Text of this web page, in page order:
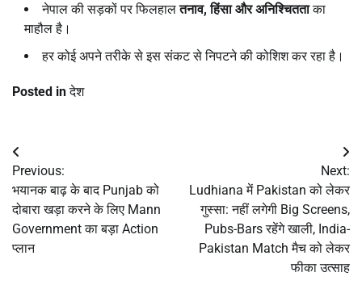
नेपाल की सड़कों पर फिलहालतनाव,हिंसा और अनिश्चितताका
माहौल है।
हर कोई अपने तरीके से इस संकट से निपटने की कोशिश कर रहा है।
Posted inदेश
Post
navigation
Previous:
भयानक बाढ़ के बाद Punjab को
दोबारा खड़ा करने के लिए Mann
Government का बड़ा Action
प्लान
Next:
Ludhiana में Pakistan को लेकर
गुस्सा: नहीं लगेगी Big Screens,
Pubs-Bars रहेंगे खाली, India-
Pakistan Match मैच को लेकर
फीका उत्साह